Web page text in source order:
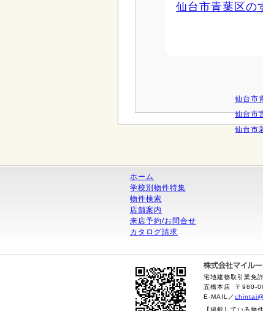
仙台市青葉区の
仙台市
仙台市
仙台市
ホーム
学校別物件特集
物件検索
店舗案内
来店予約/お問合せ
カタログ請求
宅地建物取引業免
五橋本店 〒980-
E-MAIL／
【掲載している物